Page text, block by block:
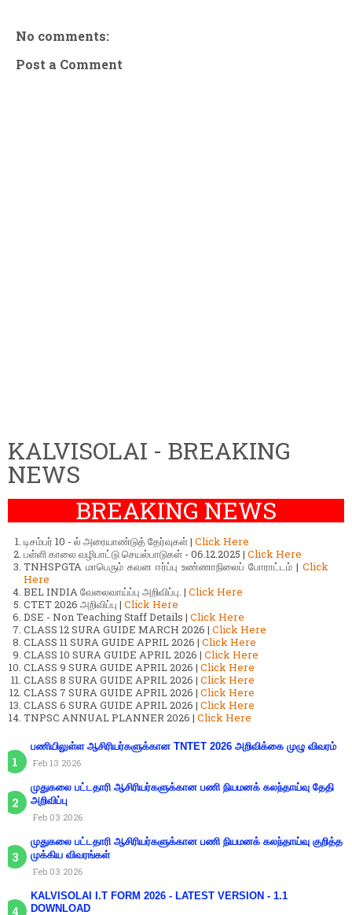
No comments:
Post a Comment
KALVISOLAI - BREAKING
NEWS
BREAKING NEWS
டிசம்பர் 10 - ல் அரையாண்டுத் தேர்வுகள் | Click Here
பள்ளி காலை வழிபாட்டு செயல்பாடுகள் - 06.12.2025 | Click Here
TNHSPGTA மாபெரும் கவன ஈர்ப்பு உண்ணாநிலைப் போராட்டம் | Click
Here
BEL INDIA வேலைவாய்ப்பு அறிவிப்பு. | Click Here
CTET 2026 அறிவிப்பு | Click Here
DSE - Non Teaching Staff Details | Click Here
CLASS 12 SURA GUIDE MARCH 2026 | Click Here
CLASS 11 SURA GUIDE APRIL 2026 | Click Here
CLASS 10 SURA GUIDE APRIL 2026 | Click Here
CLASS 9 SURA GUIDE APRIL 2026 | Click Here
CLASS 8 SURA GUIDE APRIL 2026 | Click Here
CLASS 7 SURA GUIDE APRIL 2026 | Click Here
CLASS 6 SURA GUIDE APRIL 2026 | Click Here
TNPSC ANNUAL PLANNER 2026 | Click Here
பணியிலுள்ள ஆசிரியர்களுக்கான TNTET 2026 அறிவிக்கை முழு விவரம்
Feb 13 2026
முதுகலை பட்டதாரி ஆசிரியர்களுக்கான பணி நியமனக் கலந்தாய்வு தேதி
அறிவிப்பு
Feb 03 2026
முதுகலை பட்டதாரி ஆசிரியர்களுக்கான பணி நியமனக் கலந்தாய்வு குறித்த
முக்கிய விவரங்கள்
Feb 03 2026
KALVISOLAI I.T FORM 2026 - LATEST VERSION - 1.1
DOWNLOAD